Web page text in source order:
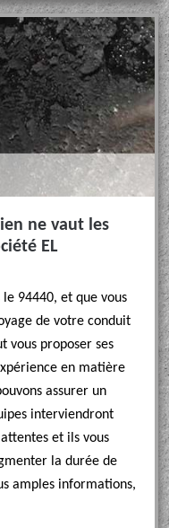
ne vaut les
EL
94440, et que vous
de votre conduit
vous proposer ses
en matière
assurer un
interviendront
et ils vous
la durée de
amples informations,